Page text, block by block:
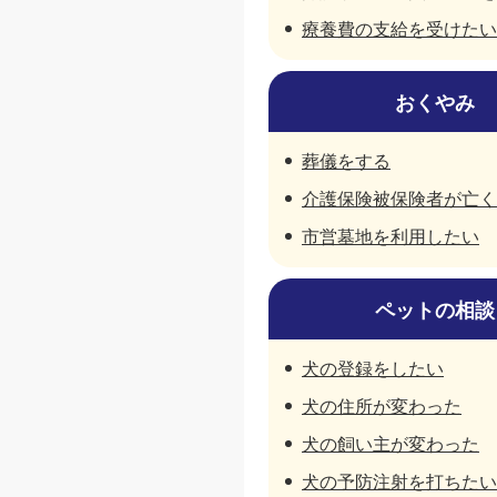
療養費の支給を受けたい
おくやみ
葬儀をする
介護保険被保険者が亡
市営墓地を利用したい
ペットの相談
犬の登録をしたい
犬の住所が変わった
犬の飼い主が変わった
犬の予防注射を打ちたい